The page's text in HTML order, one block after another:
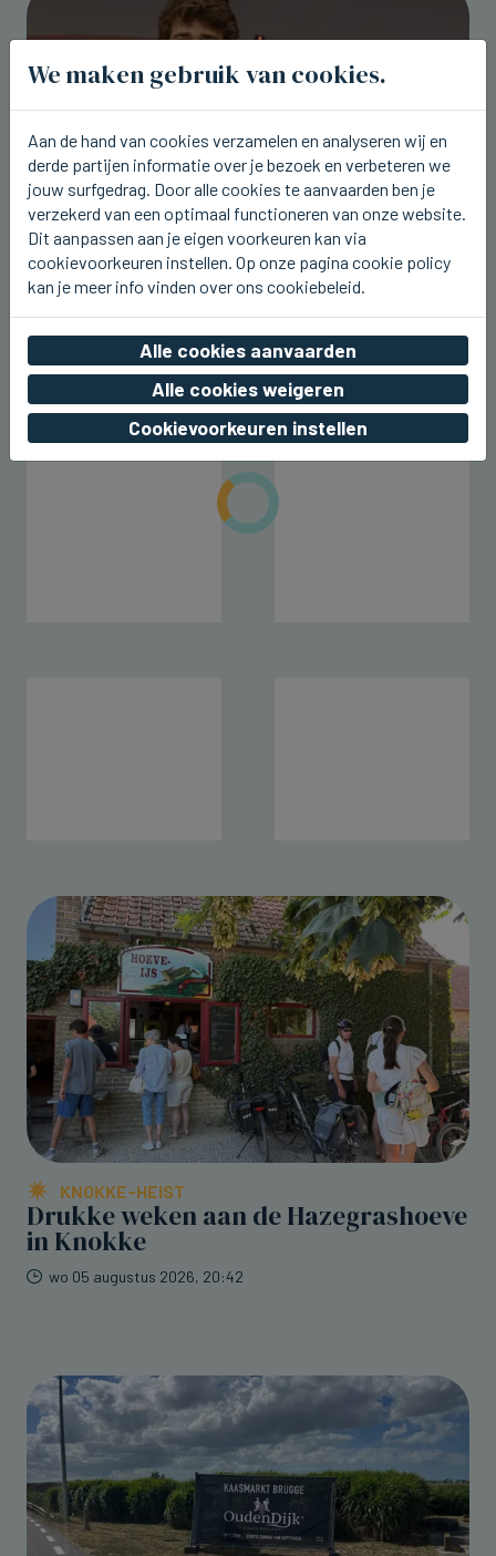
WESTENDE
Aaron Blommaert komt nu zaterdag
naar Joe Paradice Beach
wo 05 augustus 2026, 20:49
KNOKKE-HEIST
Drukke weken aan de Hazegrashoeve
in Knokke
wo 05 augustus 2026, 20:42
We maken gebruik van cookies.
Aan de hand van cookies verzamelen en analyseren wij en
derde partijen informatie over je bezoek en verbeteren we
jouw surfgedrag. Door alle cookies te aanvaarden ben je
verzekerd van een optimaal functioneren van onze website.
Dit aanpassen aan je eigen voorkeuren kan via
cookievoorkeuren instellen. Op onze pagina cookie policy
kan je meer info vinden over ons cookiebeleid.
Alle cookies aanvaarden
Alle cookies weigeren
Cookievoorkeuren instellen